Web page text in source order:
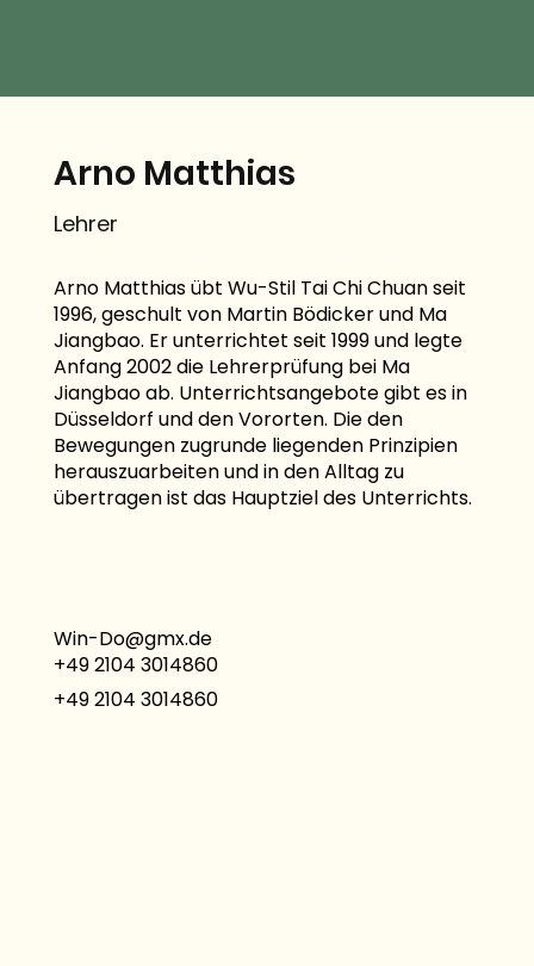
Arno Matthias
Lehrer
Arno Matthias übt Wu-Stil Tai Chi Chuan seit
1996, geschult von Martin Bödicker und Ma
Jiangbao. Er unterrichtet seit 1999 und legte
Anfang 2002 die Lehrerprüfung bei Ma
Jiangbao ab. Unterrichtsangebote gibt es in
Düsseldorf und den Vororten. Die den
Bewegungen zugrunde liegenden Prinzipien
herauszuarbeiten und in den Alltag zu
übertragen ist das Hauptziel des Unterrichts.
Win-Do@gmx.de
+49 2104 3014860
+49 2104 3014860